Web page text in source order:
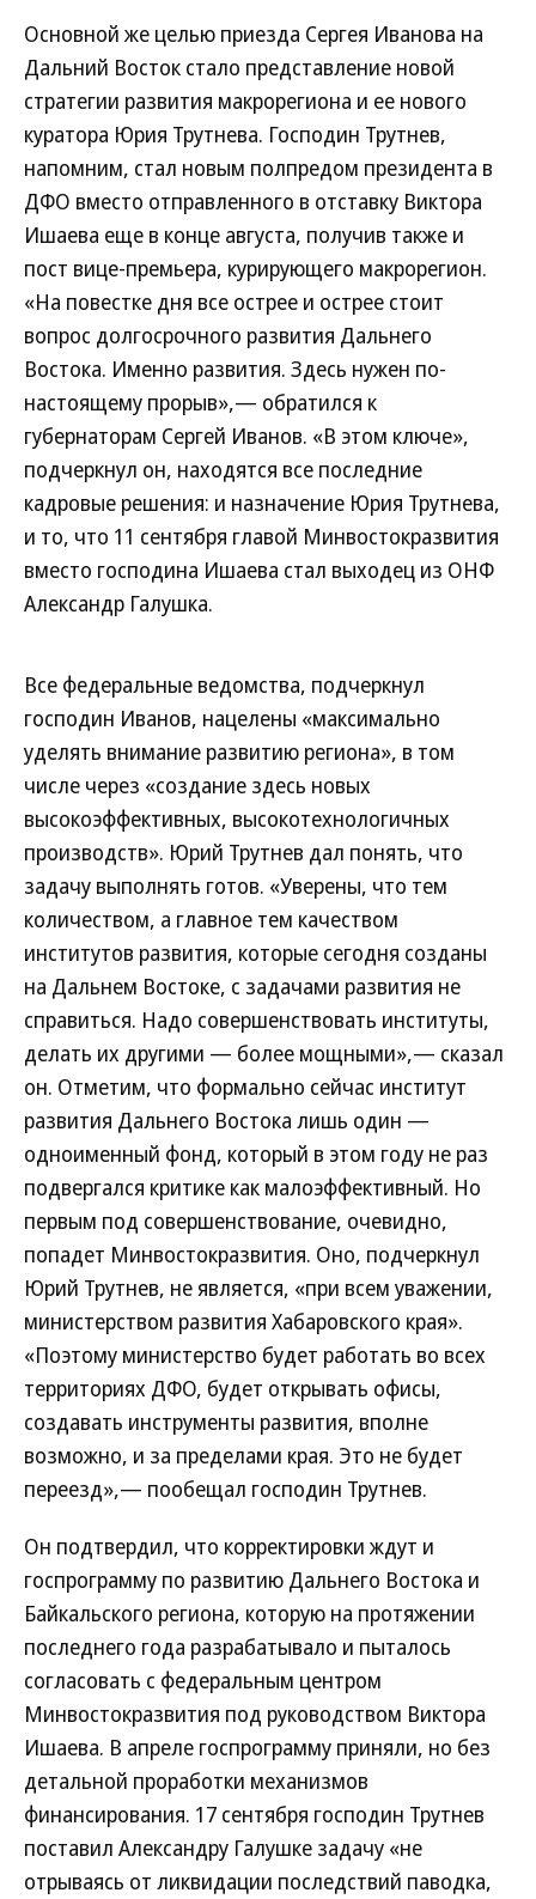
Основной же целью приезда Сергея Иванова на
Дальний Восток стало представление новой
стратегии развития макрорегиона и ее нового
куратора Юрия Трутнева. Господин Трутнев,
напомним, стал новым полпредом президента в
ДФО вместо отправленного в отставку Виктора
Ишаева еще в конце августа, получив также и
пост вице-премьера, курирующего макрорегион.
«На повестке дня все острее и острее стоит
вопрос долгосрочного развития Дальнего
Востока. Именно развития. Здесь нужен по-
настоящему прорыв»,— обратился к
губернаторам Сергей Иванов. «В этом ключе»,
подчеркнул он, находятся все последние
кадровые решения: и назначение Юрия Трутнева,
и то, что 11 сентября главой Минвостокразвития
вместо господина Ишаева стал выходец из ОНФ
Александр Галушка.
Все федеральные ведомства, подчеркнул
господин Иванов, нацелены «максимально
уделять внимание развитию региона», в том
числе через «создание здесь новых
высокоэффективных, высокотехнологичных
производств». Юрий Трутнев дал понять, что
задачу выполнять готов. «Уверены, что тем
количеством, а главное тем качеством
институтов развития, которые сегодня созданы
на Дальнем Востоке, с задачами развития не
справиться. Надо совершенствовать институты,
делать их другими — более мощными»,— сказал
он. Отметим, что формально сейчас институт
развития Дальнего Востока лишь один —
одноименный фонд, который в этом году не раз
подвергался критике как малоэффективный. Но
первым под совершенствование, очевидно,
попадет Минвостокразвития. Оно, подчеркнул
Юрий Трутнев, не является, «при всем уважении,
министерством развития Хабаровского края».
«Поэтому министерство будет работать во всех
территориях ДФО, будет открывать офисы,
создавать инструменты развития, вполне
возможно, и за пределами края. Это не будет
переезд»,— пообещал господин Трутнев.
Он подтвердил, что корректировки ждут и
госпрограмму по развитию Дальнего Востока и
Байкальского региона, которую на протяжении
последнего года разрабатывало и пыталось
согласовать с федеральным центром
Минвостокразвития под руководством Виктора
Ишаева. В апреле госпрограмму приняли, но без
детальной проработки механизмов
финансирования. 17 сентября господин Трутнев
поставил Александру Галушке задачу «не
отрываясь от ликвидации последствий паводка,